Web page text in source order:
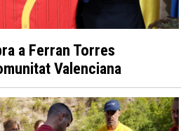
a Ferran Torres
Valenciana